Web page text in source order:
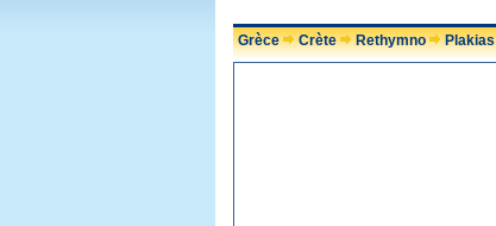
Grèce Crète Rethymno Plakias